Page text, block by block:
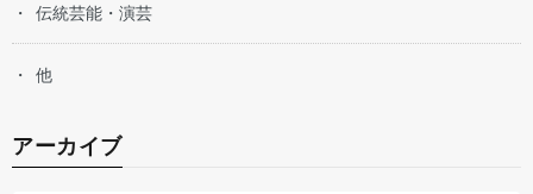
伝統芸能・演芸
他
アーカイブ